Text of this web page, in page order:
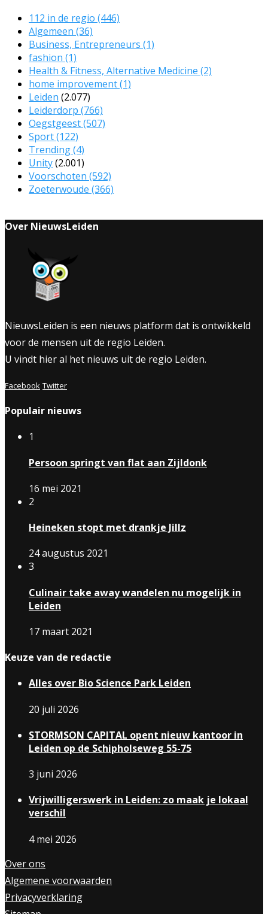
112 in de regio (446)
Algemeen (36)
Business, Entrepreneurs (1)
fashion (1)
Health & Fitness, Alternative Medicine (2)
home improvement(1)
Leiden (2.077)
Leiderdorp (766)
Oegstgeest(507)
Sport(122)
Trending(4)
Unity(2.001)
Voorschoten (592)
Zoeterwoude (366)
Over NieuwsLeiden
NieuwsLeiden is een nieuws platform dat is ontwikkeld
voor de mensen uit de regio Leiden.
U vindt hier al het nieuws uit de regio Leiden.
Facebook Twitter
Populair nieuws
1
Persoon springt van flat aan Zijldonk
16 mei 2021
2
Heineken stopt met drankje Jillz
24 augustus 2021
3
Culinair take away wandelen nu mogelijk in
Leiden
17 maart 2021
Keuze van de redactie
Alles over Bio Science Park Leiden
20 juli 2026
STORMSON CAPITAL opent nieuw kantoor in
Leiden op de Schipholseweg 55-75
3 juni 2026
Vrijwilligerswerk in Leiden: zo maak je lokaal
verschil
4 mei 2026
Over ons
Algemene voorwaarden
Privacyverklaring